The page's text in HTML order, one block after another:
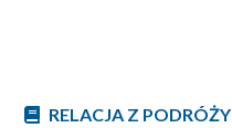
RELACJA Z PODRÓŻY